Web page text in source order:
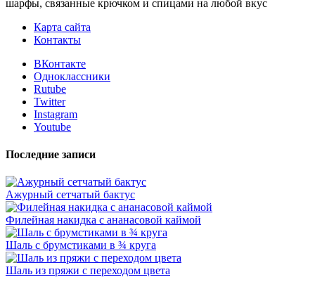
шарфы, связанные крючком и спицами на любой вкус
Карта сайта
Контакты
ВКонтакте
Одноклассники
Rutube
Twitter
Instagram
Youtube
Последние записи
Ажурный сетчатый бактус
Филейная накидка с ананасовой каймой
Шаль с брумстиками в ¾ круга
Шаль из пряжи с переходом цвета